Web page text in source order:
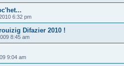
6:32 pm
Difazier 2010 !
8:45 am
9:04 am